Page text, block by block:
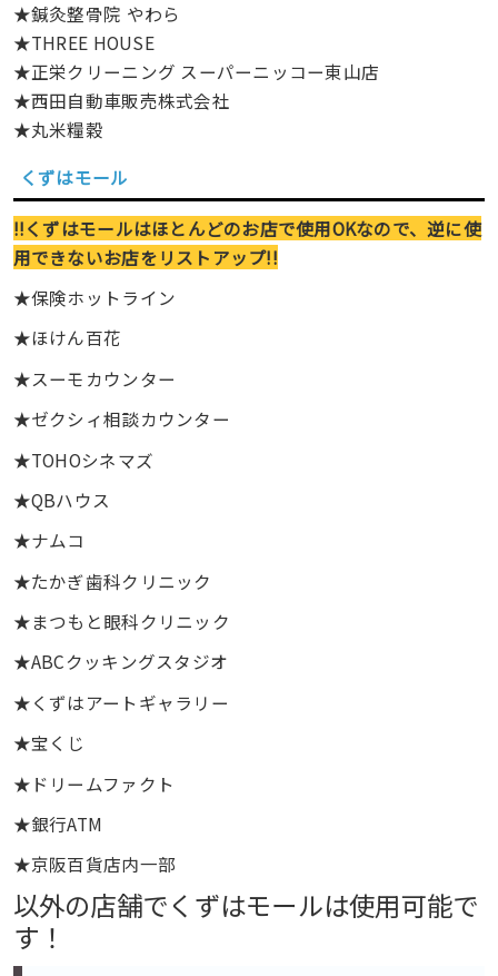
★鍼灸整骨院 やわら
★THREE HOUSE
★正栄クリーニング スーパーニッコー東山店
★西田自動車販売株式会社
★丸米糧穀
くずはモール
!!くずはモールはほとんどのお店で使用OKなので、逆に使
用できないお店をリストアップ!!
★保険ホットライン
★ほけん百花
★スーモカウンター
★ゼクシィ相談カウンター
★TOHOシネマズ
★QBハウス
★ナムコ
★たかぎ歯科クリニック
★まつもと眼科クリニック
★ABCクッキングスタジオ
★くずはアートギャラリー
★宝くじ
★ドリームファクト
★銀行ATM
★京阪百貨店内一部
以外の店舗でくずはモールは使用可能で
す！